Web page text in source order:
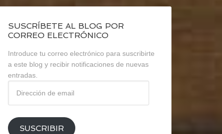
SUSCRÍBETE AL BLOG POR
CORREO ELECTRÓNICO
Introduce tu correo electrónico para suscribirte
a este blog y recibir notificaciones de nuevas
entradas.
email
SUSCRIBIR